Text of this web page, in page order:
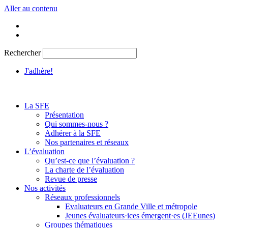
Aller au contenu
Rechercher
J'adhère!
La SFE
Présentation
Qui sommes-nous ?
Adhérer à la SFE
Nos partenaires et réseaux
L’évaluation
Qu’est-ce que l’évaluation ?
La charte de l’évaluation
Revue de presse
Nos activités
Réseaux professionnels
Evaluateurs en Grande Ville et métropole
Jeunes évaluateurs·ices émergent·es (JEEunes)
Groupes thématiques